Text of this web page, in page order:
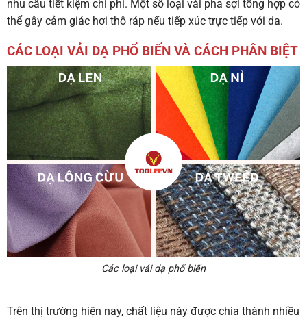
nhu cầu tiết kiệm chi phí. Một số loại vải pha sợi tổng hợp có
thể gây cảm giác hơi thô ráp nếu tiếp xúc trực tiếp với da.
CÁC LOẠI VẢI DẠ PHỔ BIẾN VÀ CÁCH PHÂN BIỆT
Các loại vải dạ phổ biến
Trên thị trường hiện nay, chất liệu này được chia thành nhiều